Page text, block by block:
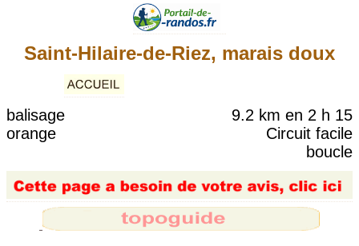
Saint-Hilaire-de-Riez, marais doux
9.2 km en 2 h 15
Circuit facile
boucle
balisage
orange